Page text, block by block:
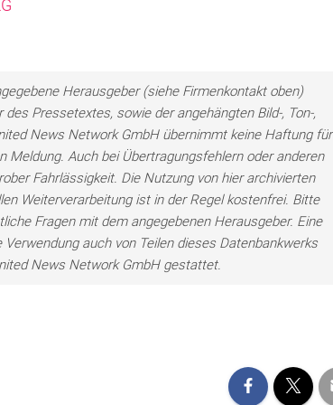
Herausgeber (siehe Firmenkontakt oben)
Pressetextes, sowie der angehängten Bild-, Ton-,
News Network GmbH übernimmt keine Haftung für
Auch bei Übertragungsfehlern oder anderen
Fahrlässigkeit. Die Nutzung von hier archivierten
Weiterverarbeitung ist in der Regel kostenfrei. Bitte
Fragen mit dem angegebenen Herausgeber. Eine
auch von Teilen dieses Datenbankwerks
News Network GmbH gestattet.